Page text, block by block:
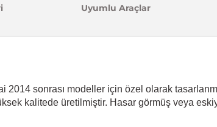
Uyumlu Araçlar
sonrası modeller için özel olarak
kalitede üretilmiştir. Hasar görmüş veya